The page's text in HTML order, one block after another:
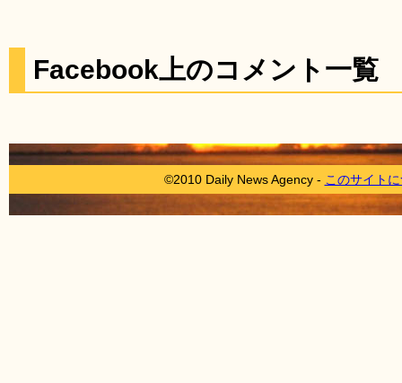
Facebook上のコメント一覧
©2010 Daily News Agency - このサイト